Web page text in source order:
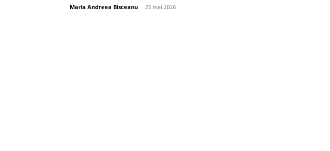
Maria Andreea Bisceanu - 25 mai 2026